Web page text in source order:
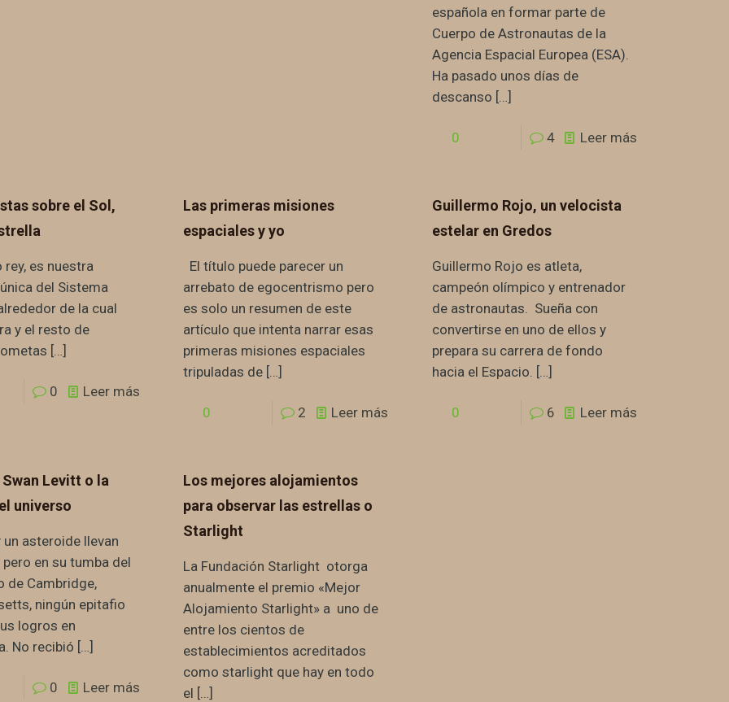
española en formar parte de
Cuerpo de Astronautas de la
Agencia Espacial Europea (ESA).
Ha pasado unos días de
descanso […]
0 4 Leer más
sobre el Sol,
rey, es nuestra
del Sistema
de la cual
y el resto de
[…]
0 Leer más
Las primeras misiones
espaciales y yo
El título puede parecer un
arrebato de egocentrismo pero
es solo un resumen de este
artículo que intenta narrar esas
primeras misiones espaciales
tripuladas de […]
0 2 Leer más
Guillermo Rojo, un velocista
estelar en Gredos
Guillermo Rojo es atleta,
campeón olímpico y entrenador
de astronautas. Sueña con
convertirse en uno de ellos y
prepara su carrera de fondo
hacia el Espacio. […]
0 6 Leer más
Levitt o la
universo
un asteroide llevan
en su tumba del
de Cambridge,
ningún epitafio
logros en
No recibió […]
0 Leer más
Los mejores alojamientos
para observar las estrellas o
Starlight
La Fundación Starlight otorga
anualmente el premio «Mejor
Alojamiento Starlight» a uno de
entre los cientos de
establecimientos acreditados
como starlight que hay en todo
el […]